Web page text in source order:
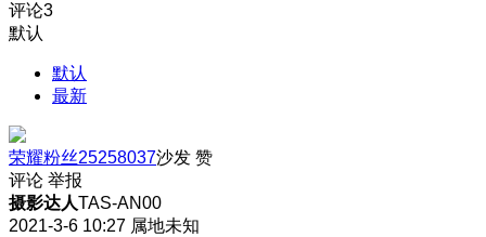
评论3
默认
默认
最新
荣耀粉丝25258037沙发 赞
评论 举报
摄影达人TAS-AN00
2021-3-6 10:27 属地未知